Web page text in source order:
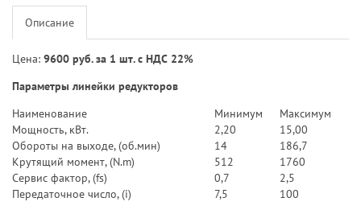
Описание
Цена: 9600 руб. за 1 шт. с НДС 22%
Параметры линейки редукторов
Наименование
Минимум
Максимум
Мощность, кВт.
2,20
15,00
Обороты на выходе, (об.мин)
14
186,7
Крутящий момент, (N.m)
512
1760
Сервис фактор, (fs)
0,7
2,5
Передаточное число, (i)
7,5 100